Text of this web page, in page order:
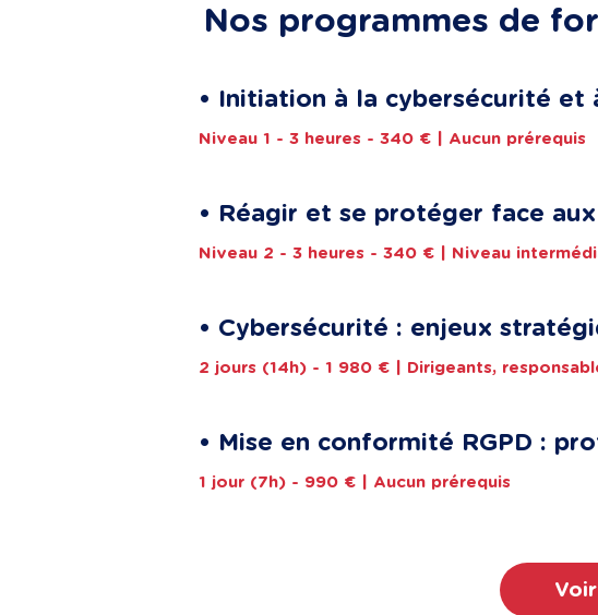
Nos programmes de
• Initiation à la cybersécurité
Niveau 1 - 3 heures - 340 € | Aucun prérequis
• Réagir et se protéger face
Niveau 2 - 3 heures - 340 € | Niveau
• Cybersécurité : enjeux
2 jours (14h) - 1 980 € | Dirigeants,
• Mise en conformité RGPD :
1 jour (7h) - 990 € | Aucun prérequis